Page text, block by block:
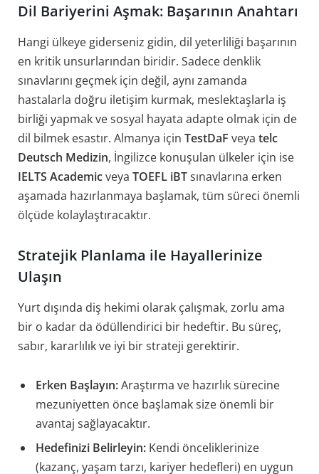
Dil Bariyerini Aşmak: Başarının Anahtarı
Hangi ülkeye giderseniz gidin, dil yeterliliği başarının
en kritik unsurlarından biridir. Sadece denklik
sınavlarını geçmek için değil, aynı zamanda
hastalarla doğru iletişim kurmak, meslektaşlarla iş
birliği yapmak ve sosyal hayata adapte olmak için de
dil bilmek esastır. Almanya için TestDaF veya telc
Deutsch Medizin, İngilizce konuşulan ülkeler için ise
IELTS Academicveya TOEFL iBTsınavlarına erken
aşamada hazırlanmaya başlamak, tüm süreci önemli
ölçüde kolaylaştıracaktır.
Stratejik Planlama ile Hayallerinize
Ulaşın
Yurt dışında diş hekimi olarak çalışmak, zorlu ama
bir o kadar da ödüllendirici bir hedeftir. Bu süreç,
sabır, kararlılık ve iyi bir strateji gerektirir.
Erken Başlayın:Araştırma ve hazırlık sürecine
mezuniyetten önce başlamak size önemli bir
avantaj sağlayacaktır.
Hedefinizi Belirleyin: Kendi önceliklerinize
(kazanç, yaşam tarzı, kariyer hedefleri) en uygun